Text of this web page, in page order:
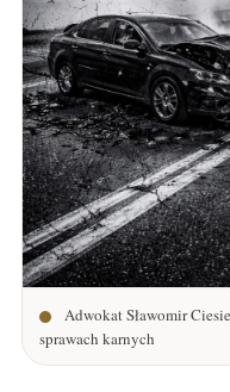
Adwokat Sławomir
sprawach karnych